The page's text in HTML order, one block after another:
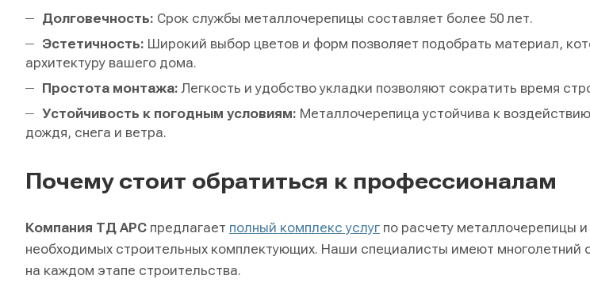
Долговечность: Срок службы металлочерепицы составляет более 50 лет.
Эстетичность: Широкий выбор цветов и форм позволяет подобрать материал,
архитектуру вашего дома.
Простота монтажа: Легкость и удобство укладки позволяют сократить время
Устойчивость к погодным условиям: Металлочерепица устойчива к
дождя, снега и ветра.
Почему стоит обратиться к профессионалам
Компания ТД АРС предлагает полный комплекс услуг по расчету металлочерепицы и
необходимых строительных комплектующих. Наши специалисты имеют многолетний
на каждом этапе строительства.